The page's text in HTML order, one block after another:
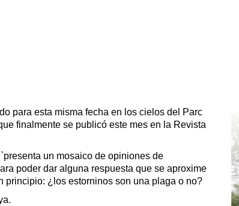
para esta misma fecha en los cielos del Parc
finalmente se publicó este mes en la Revista
un mosaico de opiniones de
poder dar alguna respuesta que se aproxime
principio: ¿los estorninos son una plaga o no?